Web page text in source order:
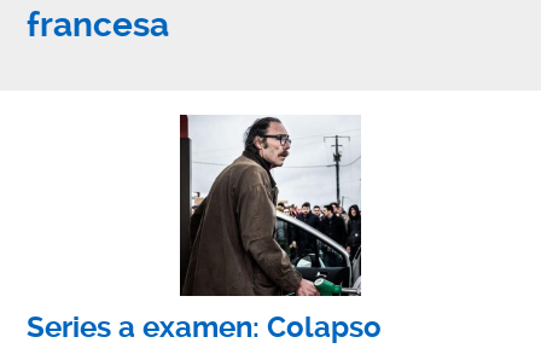
francesa
Series a examen: Colapso